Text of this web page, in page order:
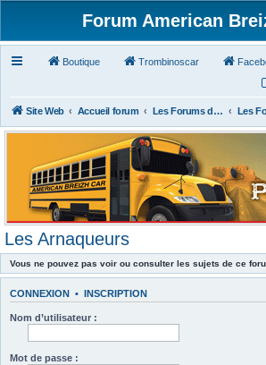
Forum American
Boutique Trombinoscar
Site Web Accueil forum Les Forums des Membres du Club
Les Arnaqueurs
Vous ne pouvez pas voir ou consulter les sujets de ce
CONNEXION • INSCRIPTION
Nom d’utilisateur :
Mot de passe :